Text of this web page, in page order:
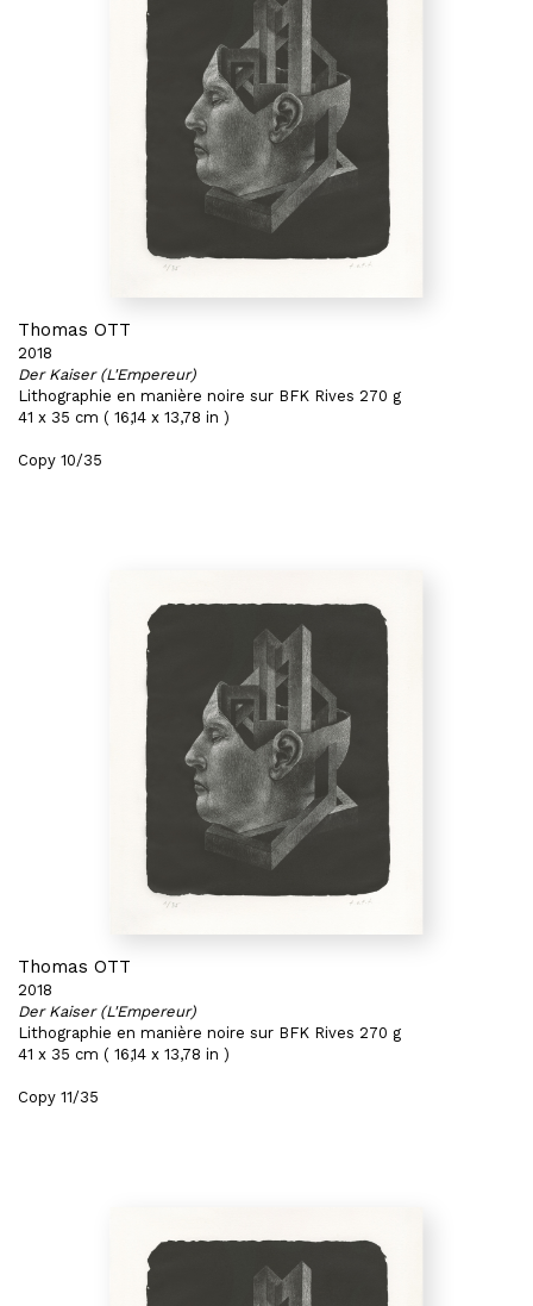
Thomas OTT
2018
Der Kaiser (L'Empereur)
Lithographie en manière noire sur BFK Rives 270 g
41 x 35 cm ( 16,14 x 13,78 in )
Copy 10/35
Thomas OTT
2018
Der Kaiser (L'Empereur)
Lithographie en manière noire sur BFK Rives 270 g
41 x 35 cm ( 16,14 x 13,78 in )
Copy 11/35